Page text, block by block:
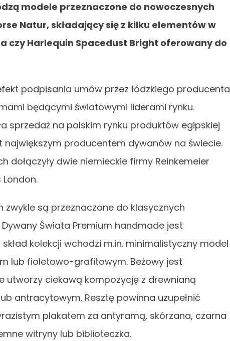
modele przeznaczone do nowoczesnych
Natur, składający się z kilku elementów w
czy Harlequin Spacedust Bright oferowany do
podpisania umów przez łódzkiego producenta
będącymi światowymi liderami rynku.
sprzedaż na polskim rynku produktów egipskiej
producentem dywanów na świecie.
dwie niemieckie firmy Reinkemeier
są przeznaczone do klasycznych
Świata Premium handmade jest
kolekcji wchodzi m.in. minimalistyczny model
lub fioletowo-grafitowym. Beżowy jest
utworzy ciekawą kompozycję z drewnianą
antracytowym. Resztę powinna uzupełnić
plakatem za antyramą, skórzana, czarna
witryny lub biblioteczka.